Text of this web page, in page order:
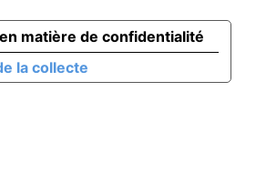
la collecte
matière de confidentialité